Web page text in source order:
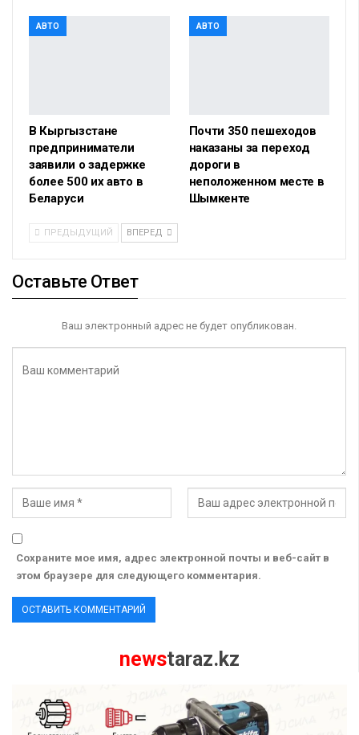
АВТО
В Кыргызстане
предприниматели
заявили о задержке
более 500 их авто в
Беларуси
АВТО
Почти 350 пешеходов
наказаны за переход
дороги в
неположенном месте в
Шымкенте
ПРЕДЫДУЩИЙ ВПЕРЕД
Оставьте Ответ
Ваш электронный адрес не будет опубликован.
Сохраните мое имя, адрес электронной почты и веб-сайт в
этом браузере для следующего комментария.
newstaraz.kz